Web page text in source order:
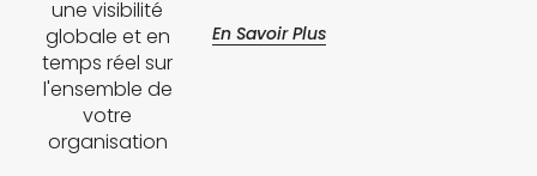
une visibilité
globale et en
temps réel sur
l'ensemble de
votre
organisation
En Savoir Plus